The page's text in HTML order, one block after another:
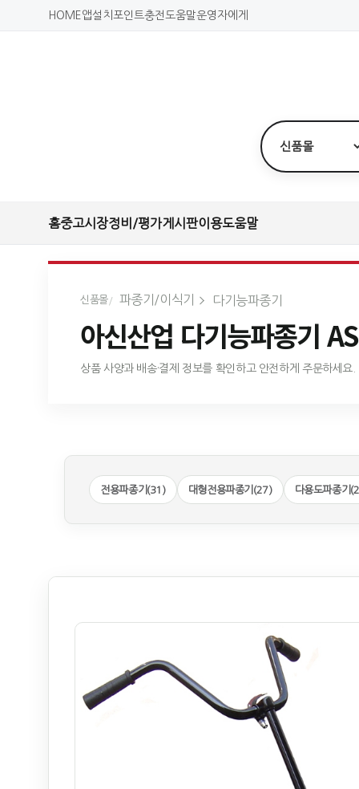
HOME 앱설치 포인트충전도움말운영자에게
홈중고시장정비/평가게시판이용도움말
신품몰 파종기/이식기 다기능파종기
아신산업 다기능파종기
상품 사양과 배송·결제 정보를 확인하고 안전하게 주문하세요.
전용파종기(31) 대형전용파종기(27) 다용도파종기